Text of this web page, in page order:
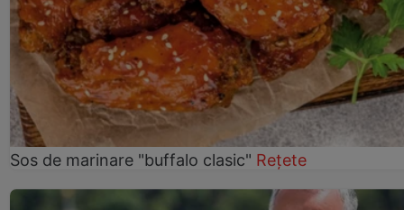
Sos de marinare "buffalo clasic" Rețete